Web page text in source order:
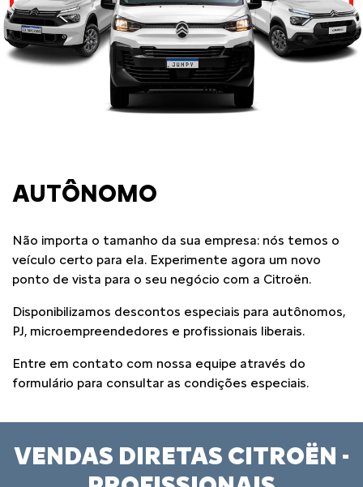
AUTÔNOMO
Não importa o tamanho da sua empresa: nós temos o
veículo certo para ela. Experimente agora um novo
ponto de vista para o seu negócio com a Citroën.
Disponibilizamos descontos especiais para autônomos,
PJ, microempreendedores e profissionais liberais.
Entre em contato com nossa equipe através do
formulário para consultar as condições especiais.
VENDAS DIRETAS CITROËN -